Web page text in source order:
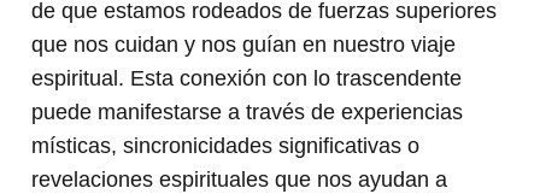
de que estamos rodeados de fuerzas superiores
que nos cuidan y nos guían en nuestro viaje
espiritual. Esta conexión con lo trascendente
puede manifestarse a través de experiencias
místicas, sincronicidades significativas o
revelaciones espirituales que nos ayudan a